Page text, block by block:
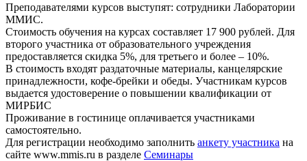
Преподавателями курсов выступят: сотрудники Лаборатории
ММИС.
Стоимость обучения на курсах составляет 17 900 рублей. Для
второго участника от образовательного учреждения
предоставляется скидка 5%, для третьего и более – 10%.
В стоимость входят раздаточные материалы, канцелярские
принадлежности, кофе-брейки и обеды. Участникам курсов
выдается удостоверение о повышении квалификации от
МИРБИС
Проживание в гостинице оплачивается участниками
самостоятельно.
Для регистрации необходимо заполнить анкету участника на
сайте www.mmis.ru в разделе Семинары